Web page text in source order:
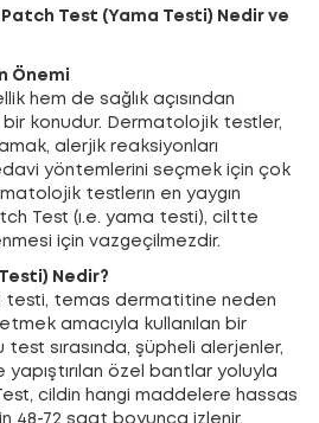
Test (Yama Testi) Nedir ve
Önemi
hem de sağlık açısından
konudur. Dermatolojik testler,
alerjik reaksiyonları
yöntemlerini seçmek için çok
testlerın en yaygın
Test (ı.e. yama testi), ciltte
için vazgeçilmezdir.
Nedir?
testi, temas dermatitine neden
amacıyla kullanılan bir
sırasında, şüpheli alerjenler,
yapıştırılan özel bantlar yoluyla
cildin hangi maddelere hassas
48-72 saat boyunca izlenir.